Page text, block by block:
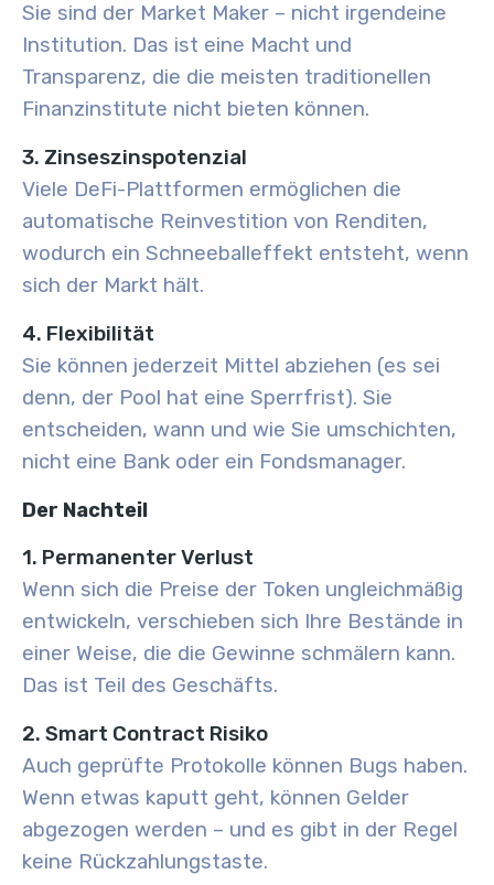
Sie sind der Market Maker – nicht irgendeine
Institution. Das ist eine Macht und
Transparenz, die die meisten traditionellen
Finanzinstitute nicht bieten können.
3. Zinseszinspotenzial
Viele DeFi-Plattformen ermöglichen die
automatische Reinvestition von Renditen,
wodurch ein Schneeballeffekt entsteht, wenn
sich der Markt hält.
4. Flexibilität
Sie können jederzeit Mittel abziehen (es sei
denn, der Pool hat eine Sperrfrist). Sie
entscheiden, wann und wie Sie umschichten,
nicht eine Bank oder ein Fondsmanager.
Der Nachteil
1. Permanenter Verlust
Wenn sich die Preise der Token ungleichmäßig
entwickeln, verschieben sich Ihre Bestände in
einer Weise, die die Gewinne schmälern kann.
Das ist Teil des Geschäfts.
2. Smart Contract Risiko
Auch geprüfte Protokolle können Bugs haben.
Wenn etwas kaputt geht, können Gelder
abgezogen werden – und es gibt in der Regel
keine Rückzahlungstaste.